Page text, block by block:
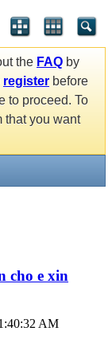
the FAQ by
register before
to proceed. To
that you want
cho e xin
AM